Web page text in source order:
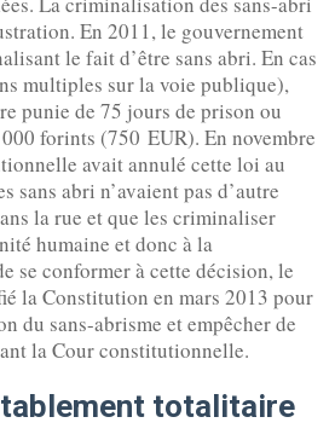
En 2011, le gouvernement
le fait d’être sans abri. En cas
multiples sur la voie publique),
punie de 75 jours de prison ou
forints (750 EUR). En novembre
avait annulé cette loi au
sans abri n’avaient pas d’autre
la rue et que les criminaliser
humaine et donc à la
se conformer à cette décision, le
la Constitution en mars 2013 pour
du sans-abrisme et empêcher de
la Cour constitutionnelle.
totalitaire